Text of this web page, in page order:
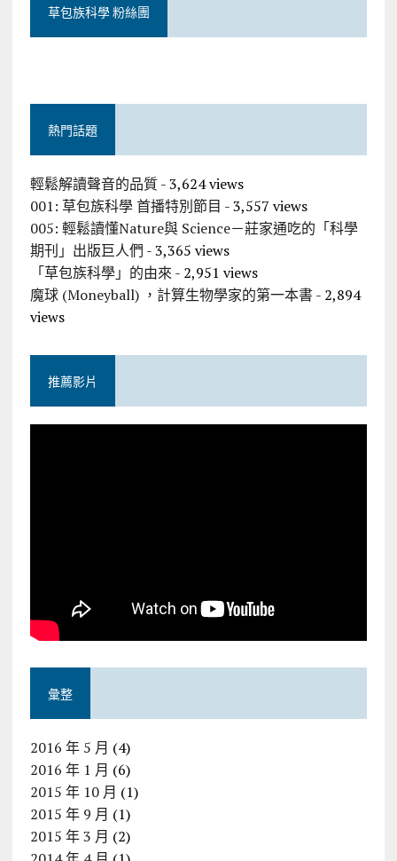
草包族科學 粉絲團
熱門話題
輕鬆解讀聲音的品質- 3,624 views
001: 草包族科學 首播特別節目 - 3,557 views
005: 輕鬆讀懂Nature與 Science－莊家通吃的「科學
期刊」出版巨人們 - 3,365 views
「草包族科學」的由來 - 2,951 views
魔球 (Moneyball) ，計算生物學家的第一本書- 2,894
views
推薦影片
彙整
2016 年 5 月 (4)
2016 年 1 月 (6)
2015 年 10 月 (1)
2015 年 9 月 (1)
2015 年 3 月 (2)